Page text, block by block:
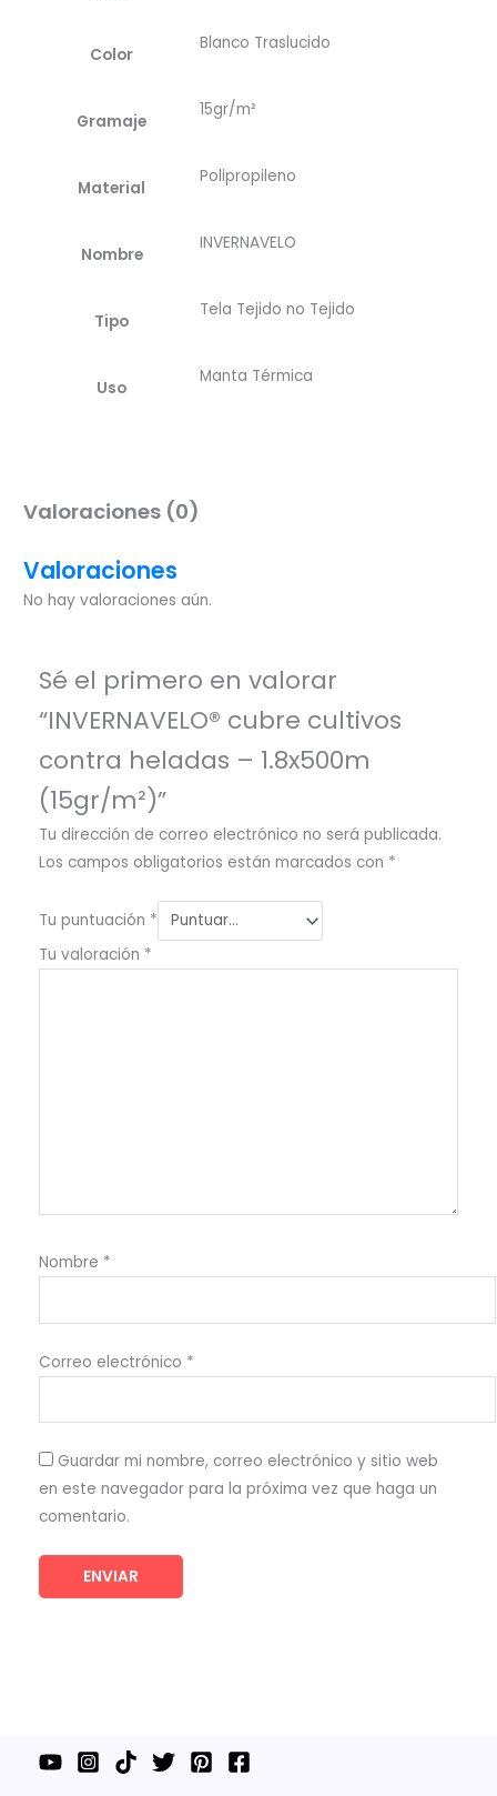
Color
Blanco Traslucido
Gramaje
15gr/m²
Material
Polipropileno
Nombre
INVERNAVELO
Tipo
Tela Tejido no Tejido
Uso
Manta Térmica
Valoraciones (0)
Valoraciones
No hay valoraciones aún.
Sé el primero en valorar
“INVERNAVELO® cubre cultivos
contra heladas – 1.8x500m
(15gr/m²)”
Tu dirección de correo electrónico no será publicada.
Los campos obligatorios están marcados con *
Tu puntuación *
Tu valoración *
Nombre *
Correo electrónico *
Guardar mi nombre, correo electrónico y sitio web
en este navegador para la próxima vez que haga un
comentario.